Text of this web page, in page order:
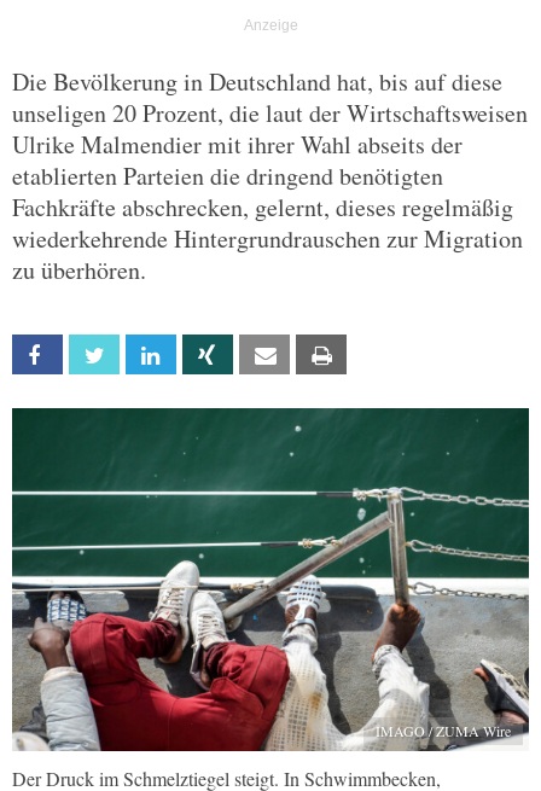
Die Bevölkerung in Deutschland hat, bis auf diese
unseligen 20 Prozent, die laut der Wirtschaftsweisen
Ulrike Malmendier mit ihrer Wahl abseits der
etablierten Parteien die dringend benötigten
Fachkräfte abschrecken, gelernt, dieses regelmäßig
wiederkehrende Hintergrundrauschen zur Migration
zu überhören.
Facebook Twitter Linkedin Xing Email
IMAGO / ZUMA Wire
Der Druck im Schmelztiegel steigt. In Schwimmbecken,